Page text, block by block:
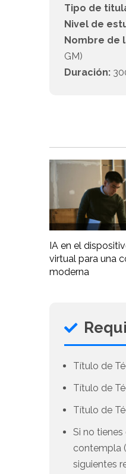
Tipo de
Nivel de
Nombre de
GM)
Duración:
IA en el
virtual para una
moderna
Título de
Título de
Título de
Si no
contempla
siguientes